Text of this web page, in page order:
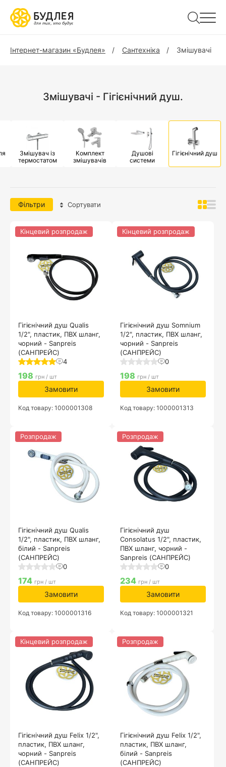
Інтернет-магазин «Будлея» Сантехніка Змішувачі
Змішувачі - Гігієнічний душ.
Змішувач із
термостатом
Комплект
змішувачів
Душові
системи
Гігієнічний душ
Фільтри Сортувати
Гігієнічний душ Qualis
1/2", пластик, ПВХ шланг,
чорний - Sanpreis
(САНПРЕЙС)
4
Кінцевий розпродаж
198 грн / шт
Замовити
Код товару: 1000001308
Гігієнічний душ Somnium
1/2", пластик, ПВХ шланг,
чорний - Sanpreis
(САНПРЕЙС)
0
Кінцевий розпродаж
198 грн / шт
Замовити
Код товару: 1000001313
Гігієнічний душ Qualis
1/2", пластик, ПВХ шланг,
білий - Sanpreis
(САНПРЕЙС)
0
Розпродаж
174 грн / шт
Замовити
Код товару: 1000001316
Гігієнічний душ
Consolatus 1/2", пластик,
ПВХ шланг, чорний -
Sanpreis (САНПРЕЙС)
0
Розпродаж
234 грн / шт
Замовити
Код товару: 1000001321
Гігієнічний душ Felix 1/2",
пластик, ПВХ шланг,
чорний - Sanpreis
(САНПРЕЙС)
Кінцевий розпродаж
Гігієнічний душ Felix 1/2",
пластик, ПВХ шланг,
білий - Sanpreis
(САНПРЕЙС)
Розпродаж